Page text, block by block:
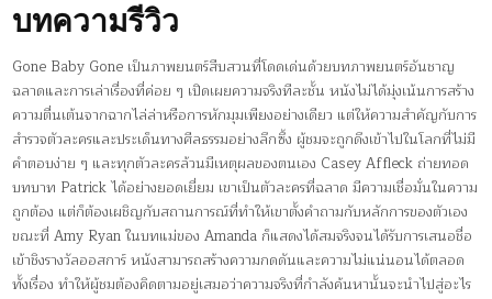
บทความรีวิว
Gone Baby Gone เป็นภาพยนตร์สืบสวนที่โดดเด่นด้วยบทภาพยนตร์อันชาญ
ฉลาดและการเล่าเรื่องที่ค่อย ๆ เปิดเผยความจริงทีละชั้น หนังไม่ได้มุ่งเน้นการสร้าง
ความตื่นเต้นจากฉากไล่ล่าหรือการหักมุมเพียงอย่างเดียว แต่ให้ความสำคัญกับการ
สำรวจตัวละครและประเด็นทางศีลธรรมอย่างลึกซึ้ง ผู้ชมจะถูกดึงเข้าไปในโลกที่ไม่มี
คำตอบง่าย ๆ และทุกตัวละครล้วนมีเหตุผลของตนเอง Casey Affleck ถ่ายทอด
บทบาท Patrick ได้อย่างยอดเยี่ยม เขาเป็นตัวละครที่ฉลาด มีความเชื่อมั่นในความ
ถูกต้อง แต่ก็ต้องเผชิญกับสถานการณ์ที่ทำให้เขาตั้งคำถามกับหลักการของตัวเอง
ขณะที่ Amy Ryan ในบทแม่ของ Amanda ก็แสดงได้สมจริงจนได้รับการเสนอชื่อ
เข้าชิงรางวัลออสการ์ หนังสามารถสร้างความกดดันและความไม่แน่นอนได้ตลอด
ทั้งเรื่อง ทำให้ผู้ชมต้องคิดตามอยู่เสมอว่าความจริงที่กำลังค้นหานั้นจะนำไปสู่อะไร